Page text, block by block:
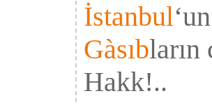
İstanbul
Gàsıbların
Hakk!..